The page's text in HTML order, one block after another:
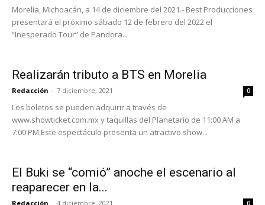
Morelia, Michoacán, a 14 de diciembre del 2021.- Best Producciones
presentará el próximo sábado 12 de febrero del 2022 el
“Inesperado Tour” de Pandora...
Realizarán tributo a BTS en Morelia
Redacción - 7 diciembre, 2021 0
Los boletos se pueden adquirir a través de
www.showticket.com.mx y taquillas del Planetario de 11:00 AM a
7:00 PM.Este espectáculo presenta un atractivo show...
El Buki se “comió” anoche el escenario al
reaparecer en la...
Redacción - 4 diciembre, 2021